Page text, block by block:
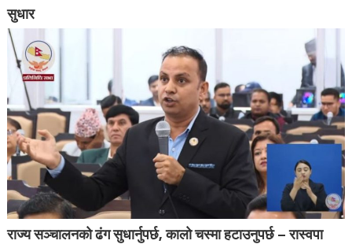
सुधार
राज्य सञ्चालनको ढंग सुधार्नुपर्छ, कालो चस्मा हटाउनुपर्छ – रास्वपा